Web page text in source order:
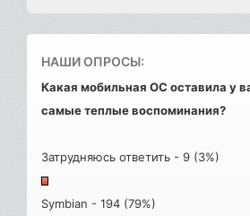
НАШИ ОПРОСЫ:
Какая мобильная ОС оставила у
самые теплые воспоминания?
Затрудняюсь ответить - 9 (3%)
Symbian - 194 (79%)